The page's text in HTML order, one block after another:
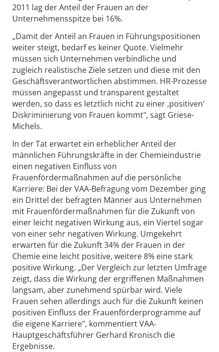
2011 lag der Anteil der Frauen an der
Unternehmensspitze bei 16%.
„Damit der Anteil an Frauen in Führungspositionen
weiter steigt, bedarf es keiner Quote. Vielmehr
müssen sich Unternehmen verbindliche und
zugleich realistische Ziele setzen und diese mit den
Geschäftsverantwortlichen abstimmen. HR-Prozesse
müssen angepasst und transparent gestaltet
werden, so dass es letztlich nicht zu einer ‚positiven'
Diskriminierung von Frauen kommt", sagt Griese-
Michels.
In der Tat erwartet ein erheblicher Anteil der
männlichen Führungskräfte in der Chemieindustrie
einen negativen Einfluss von
Frauenfördermaßnahmen auf die persönliche
Karriere: Bei der VAA-Befragung vom Dezember ging
ein Drittel der befragten Männer aus Unternehmen
mit Frauenfördermaßnahmen für die Zukunft von
einer leicht negativen Wirkung aus, ein Viertel sogar
von einer sehr negativen Wirkung. Umgekehrt
erwarten für die Zukunft 34% der Frauen in der
Chemie eine leicht positive, weitere 8% eine stark
positive Wirkung. „Der Vergleich zur letzten Umfrage
zeigt, dass die Wirkung der ergriffenen Maßnahmen
langsam, aber zunehmend spürbar wird. Viele
Frauen sehen allerdings auch für die Zukunft keinen
positiven Einfluss der Frauenförderprogramme auf
die eigene Karriere", kommentiert VAA-
Hauptgeschäftsführer Gerhard Kronisch die
Ergebnisse.